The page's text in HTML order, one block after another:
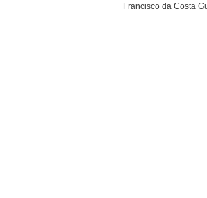
Francisco da Costa